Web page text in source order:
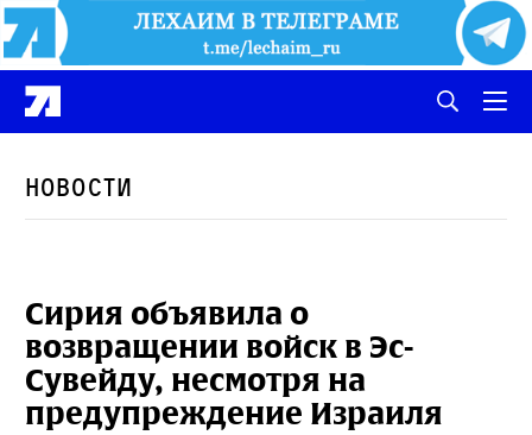
Новости
Сирия объявила о
возвращении войск в Эс-
Сувейду, несмотря на
предупреждение Израиля